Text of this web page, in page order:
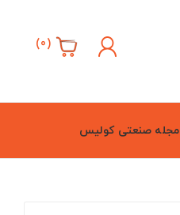
(
0
)
مجله صنعتی کولیس